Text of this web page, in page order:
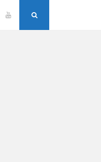
GoogleYouTube